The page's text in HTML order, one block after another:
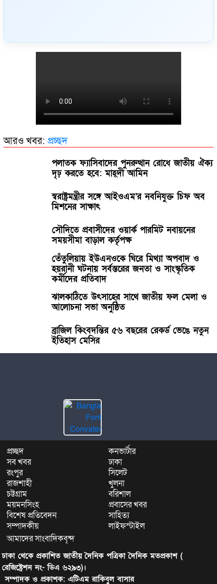
আরও খবর: প্রচ্ছদ
পলাতক ফ্যাসিবাদের পুনরুত্থান রোধে জাতীয় ঐক্য
দৃঢ় করতে হবে: মাহ্দী আমিন
স্বরাষ্ট্রমন্ত্রীর সঙ্গে আইওএম’র নবনিযুক্ত চিফ অব
মিশনের সাক্ষাৎ
সৌদিতে প্রবাসীদের ওয়ার্ক পারমিট নবায়নের
সময়সীমা বাড়াল কর্তৃপক্ষ
তেঁতুলিয়ায় ইউএনওকে ঘিরে মিথ্যা অপবাদ ও
হয়রানী ঘটনায় সর্বস্তরের জনতা ও সাংস্কৃতিক
কর্মীদের প্রতিবাদ
ঝালকাঠিতে উৎসাহের সাথে জাতীয় ফল মেলা ও
আলোচনা সভা অনুষ্ঠিত
ব্রাজিল কিংবদন্তির ৫৬ বছরের রেকর্ড ভেঙে নতুন
ইতিহাস মেসির
প্রচ্ছদ
কনভার্টার
সব খবর
ঢাকা
রংপুর
সিলেট
রাজশাহী
খুলনা
চট্টগ্রাম
বরিশাল
ময়মনসিংহ
প্রবাসের খবর
বিশেষ প্রতিবেদন
সাহিত্য
সম্পাদকীয়
লাইফস্টাইল
আমাদের সাংবাদিকবৃন্দ
ঢাকা থেকে প্রকাশিত জাতীয় দৈনিক পত্রিকা দৈনিক মতপ্রকাশ (
রেজিষ্ট্রেশন নং- ডিএ ৬২৯৩)।
সম্পাদক ও প্রকাশক: এটিএম রাকিবুল বাসার